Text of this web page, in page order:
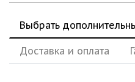
Выбрать
Доставка и оплата